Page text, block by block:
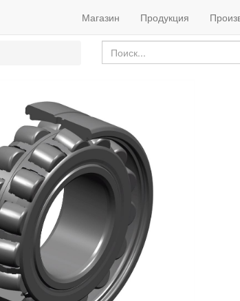
Магазин Продукция